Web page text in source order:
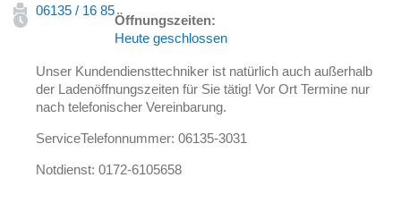
06135 / 16 85
Öffnungszeiten:
Heute geschlossen
Unser Kundendiensttechniker ist natürlich auch außerhalb
der Ladenöffnungszeiten für Sie tätig! Vor Ort Termine nur
nach telefonischer Vereinbarung.
ServiceTelefonnummer: 06135-3031
Notdienst: 0172-6105658